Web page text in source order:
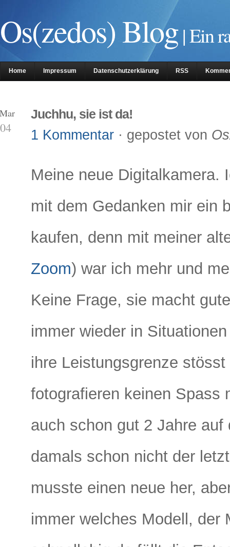
Os(zedos) Blog| Ein
Home Impressum Datenschutzerklärung RSS
Juchhu, sie ist da!
1 Kommentar · gepostet von
Meine neue Digitalkamera.
mit dem Gedanken mir ein
kaufen, denn mit meiner
Zoom) war ich mehr und
Keine Frage, sie macht
immer wieder in
ihre Leistungsgrenze
fotografieren keinen Spass
auch schon gut 2 Jahre
damals schon nicht der
musste einen neue her,
immer welches Modell, der